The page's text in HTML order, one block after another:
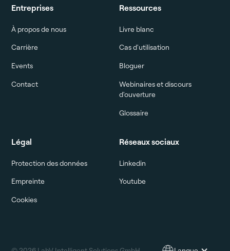
Entreprises
À propos de nous
Carrière
Events
Contact
Ressources
Livre blanc
Cas d'utilisation
Bloguer
Webinaires et discours
d'ouverture
Glossaire
Légal
Protection des données
Empreinte
Cookies
Réseaux sociaux
Linkedin
Youtube